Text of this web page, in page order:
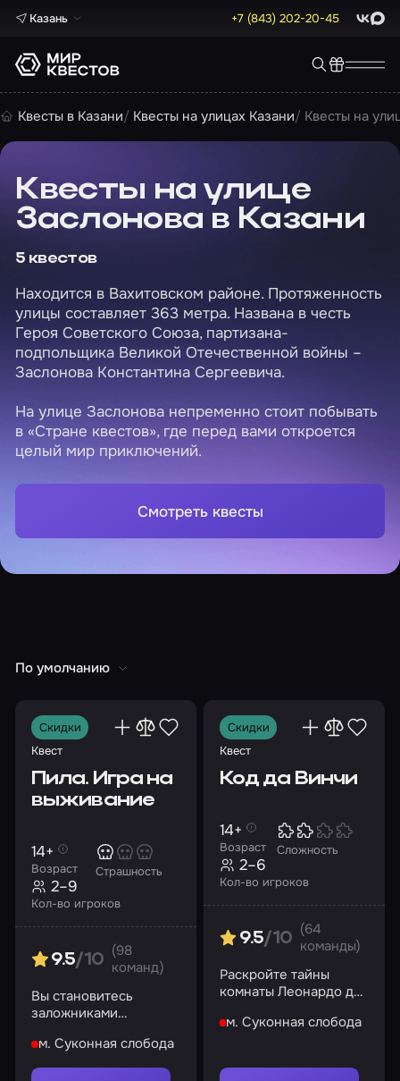
Казань +7 (843) 202-20-45 Max
Квесты в Казани Квесты на улицах Казани Квесты на
Квесты на улице
Заслонова в Казани
5 квестов
Находится в Вахитовском районе. Протяженность
улицы составляет 363 метра. Названа в честь
Героя Советского Союза, партизана-
подпольщика Великой Отечественной войны –
Заслонова Константина Сергеевича.
На улице Заслонова непременно стоит побывать
в «Стране квестов», где перед вами откроется
целый мир приключений.
Смотреть квесты
По умолчанию
Скидки
Квест
Пила. Игра на
выживание
Возраст
14+
Страшность
Кол-во игроков
2–9
9.5/10
(98
команд)
Вы становитесь
заложниками
Попробуйте спастись
из заточения!
м. Суконная слобода
Скидки
Квест
Код да Винчи
Возраст
14+
Сложность
Кол-во игроков
2–6
9.5/10
(64
команды)
Раскройте тайны
комнаты Леонардо да
святой Грааль
м. Суконная слобода